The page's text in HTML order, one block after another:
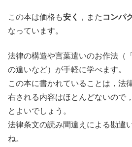
この本は価格も安く ，また コンパ
なっています。
法律の構造や言葉遣いのお作法（
の違いなど）が手軽に学べます。
この本に書かれていることは，法
右される内容はほとんどないので
とよいでしょう。
法律条文の読み間違えによる勘違
ね。